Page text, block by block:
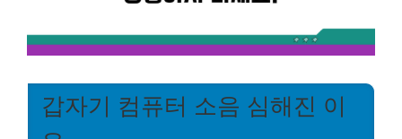
갑자기 컴퓨터 소음 심해진 이